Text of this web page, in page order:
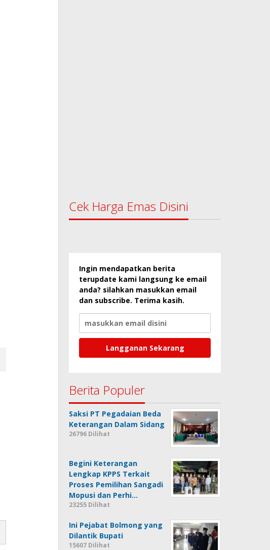
Cek Harga Emas Disini
Ingin mendapatkan berita
terupdate kami langsung ke email
anda? silahkan masukkan email
dan subscribe. Terima kasih.
Berita Populer
Saksi PT Pegadaian Beda
Keterangan Dalam Sidang
26796 Dilihat
Begini Keterangan
Lengkap KPPS Terkait
Proses Pemilihan Sangadi
Mopusi dan Perhi…
23255 Dilihat
Ini Pejabat Bolmong yang
Dilantik Bupati
15607 Dilihat